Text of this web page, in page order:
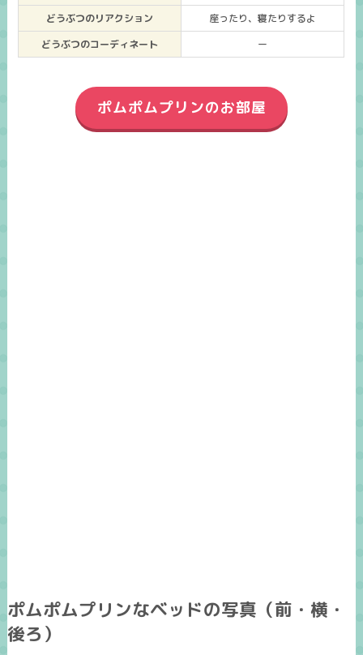
どうぶつのリアクション
座ったり、寝たりするよ
どうぶつのコーディネート
ー
ポムポムプリンのお部屋
ポムポムプリンなベッドの写真（前・横・
後ろ）